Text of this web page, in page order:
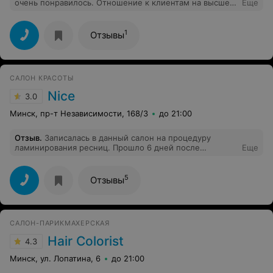
уже растеклись под кутикулу. Затем рисунок. Делала
белого, с другой меньше... Вообщем не советую
обращаться в данную студий!
очень понравилось. Отношение к клиентам на высшем
каждому. Советую, будем приходить еще!
Еще
Отзывы1
САЛОН КРАСОТЫ
3.0 Nice
Минск, пр-т Независимости, 168/3 до 21:00
Отзыв. Записалась в данный салон на процедуру
ламинирования ресниц. Прошло 6 дней после
которые остались все жесткие и смотрят в разные
стороны. В салоне говорят, что это естественное
отрастание. То есть я заплатила 70 рублей и пару дней
походила с ресницами, а после нормально, что все
выпало ? Просто сожги ресницы Ужасный салон
Еще
Отзывы5
САЛОН-ПАРИКМАХЕРСКАЯ
4.3 Hair Colorist
Минск, ул. Лопатина, 6 до 21:00